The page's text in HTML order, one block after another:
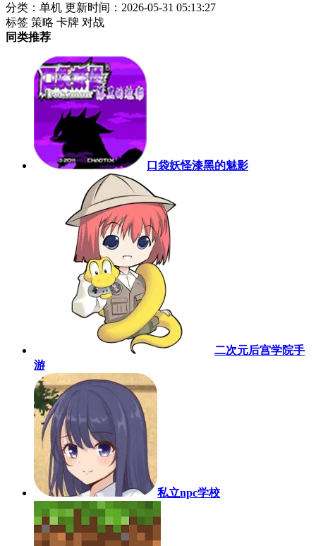
分类：单机 更新时间：2026-05-31 05:13:27
标签 策略 卡牌 对战
同类推荐
口袋妖怪漆黑的魅影
二次元后宫学院手
游
私立npc学校